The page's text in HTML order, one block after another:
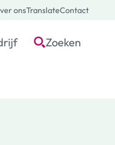
onsTranslateContact
Zoeken